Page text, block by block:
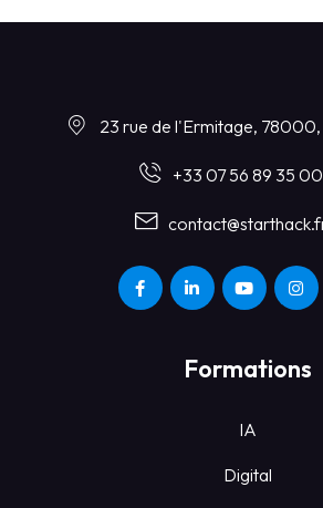
23 rue de l'Ermitage, 78000,
+33 07 56 89 35 00
Formations
IA
Digital